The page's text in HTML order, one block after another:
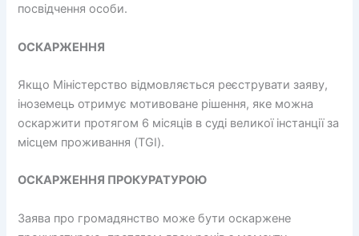
посвідчення особи.
ОСКАРЖЕННЯ
Якщо Міністерство відмовляється реєструвати заяву,
іноземець отримує мотивоване рішення, яке можна
оскаржити протягом 6 місяців в суді великої інстанції за
місцем проживання (TGI).
ОСКАРЖЕННЯ ПРОКУРАТУРОЮ
Заява про громадянство може бути оскаржене